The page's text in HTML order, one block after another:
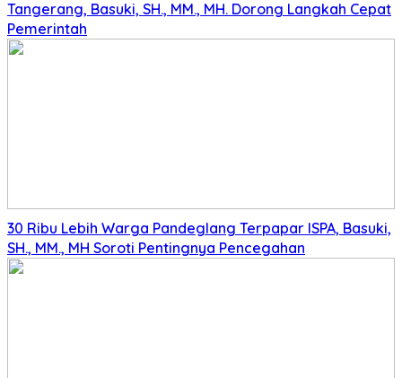
Tangerang, Basuki, SH., MM., MH. Dorong Langkah Cepat
Pemerintah
30 Ribu Lebih Warga Pandeglang Terpapar ISPA, Basuki,
SH., MM., MH Soroti Pentingnya Pencegahan